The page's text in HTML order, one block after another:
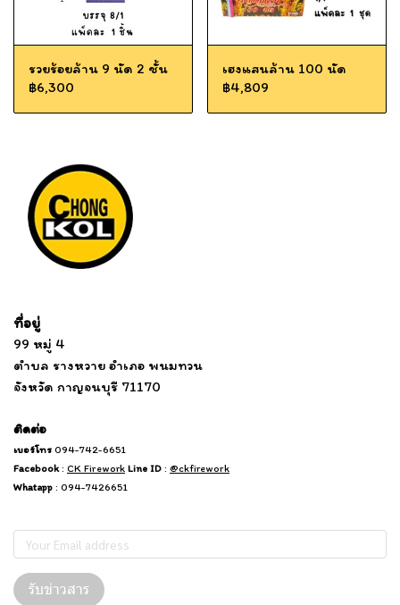
รวยร้อยล้าน 9 นัด 2 ชั้น
฿6,300
เฮงแสนล้าน 100 นัด
฿4,809
ที่อยู่
99 หมู่ 4
ตำบล รางหวาย อำเภอ พนมทวน
จังหวัด กาญจนบุรี 71170
ติดต่อ
เบอร์โทร 094-742-6651
Facebook: CK Firework Line ID : @ckfirework
Whatapp : 094-7426651
รับข่าวสาร